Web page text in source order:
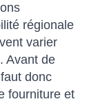
régionale
varier
Avant de
donc
fourniture et